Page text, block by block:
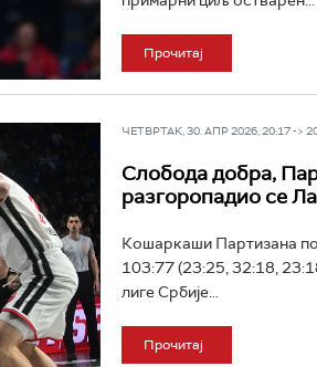
Прочитај
ЧЕТВРТАК, 30. АПР 2026, 20:17 ->
Слобода добра,
разгоропадио се
Кошаркаши Партизана
103:77 (23:25, 32:18,
лиге Србије...
Прочитај